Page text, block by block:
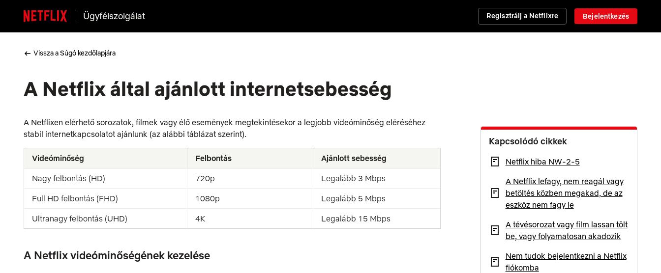
Ügyfélszolgálat Regisztrálj a Netflixre Bejelentkezés
Vissza a Súgó kezdőlapjára
A Netflix által ajánlott internetsebesség
A Netflixen elérhető sorozatok, filmek vagy élő események megtekintésekor a legjobb videóminőség eléréséhez
stabil internetkapcsolatot ajánlunk (az alábbi táblázat szerint).
Videóminőség Felbontás Ajánlott sebesség
Nagy felbontás (HD) 720p Legalább 3 Mbps
Full HD felbontás (FHD) 1080p Legalább 5 Mbps
Ultranagy felbontás (UHD) 4K Legalább 15 Mbps
A Netflix videóminőségének kezelése
Kapcsolódó cikkek
Netflix hiba NW-2-5
A Netflix lefagy, nem reagál vagy
betöltés közben megakad, de az
eszköz nem fagy le
A tévésorozat vagy film lassan tölt
be, vagy folyamatosan akadozik
Nem tudok bejelentkezni a Netflix
fiókomba